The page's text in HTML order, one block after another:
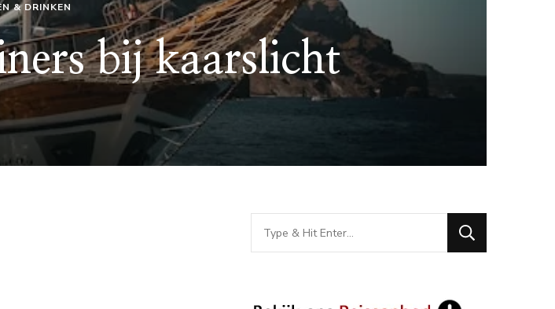
& DRINKEN
bij kaarslicht
Looking
for